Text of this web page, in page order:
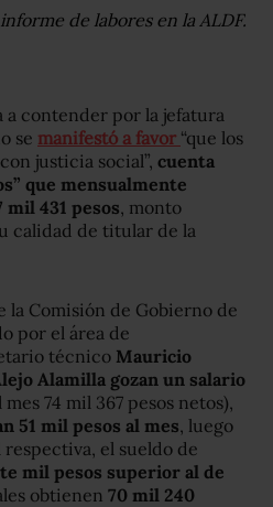
de labores en la ALDF.
a contender por la jefatura
se manifestó a favor “que los
justicia social”, cuenta
que mensualmente
mil 431 pesos, monto
calidad de titular de la
Comisión de Gobierno de
por el área de
técnico Mauricio
Alamilla gozan un salario
74 mil 367 pesos netos),
51 mil pesos al mes, luego
el sueldo de
mil pesos superior al de
obtienen 70 mil 240